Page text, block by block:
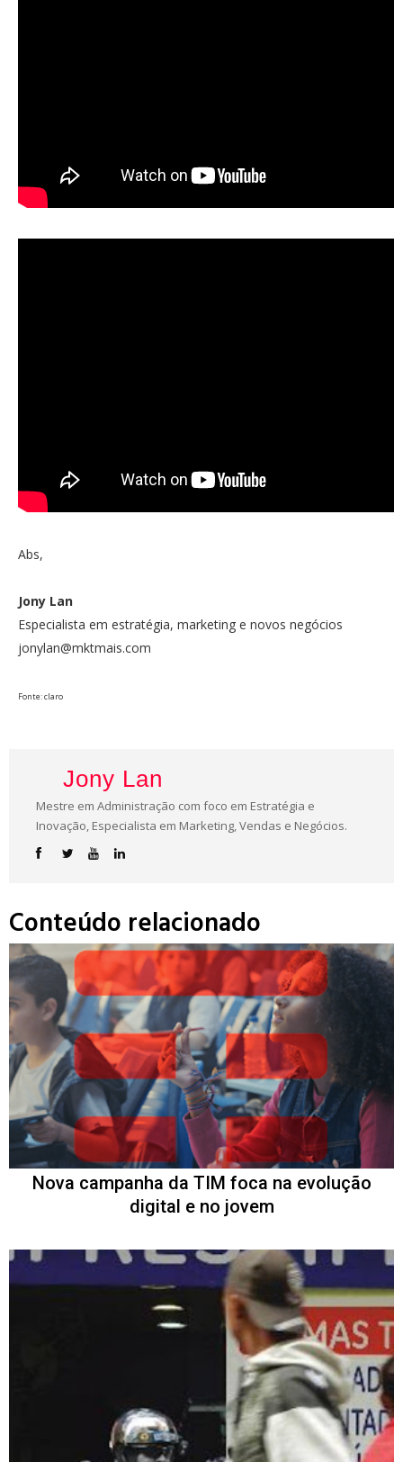
Abs,
Jony Lan
Especialista em estratégia, marketing e novos negócios
jonylan@mktmais.com
Fonte: claro
Jony Lan
Mestre em Administração com foco em Estratégia e
Inovação, Especialista em Marketing, Vendas e Negócios.
Conteúdo relacionado
Nova campanha da TIM foca na evolução
digital e no jovem